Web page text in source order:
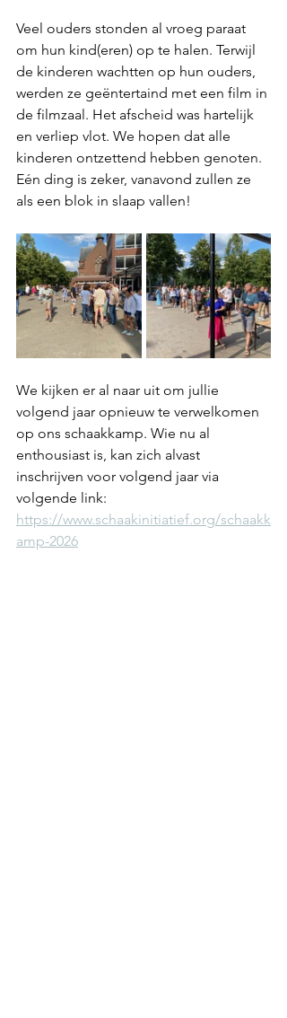
Veel ouders stonden al vroeg paraat
om hun kind(eren) op te halen. Terwijl
de kinderen wachtten op hun ouders,
werden ze geëntertaind met een film in
de filmzaal. Het afscheid was hartelijk
en verliep vlot. We hopen dat alle
kinderen ontzettend hebben genoten.
Eén ding is zeker, vanavond zullen ze
als een blok in slaap vallen!
We kijken er al naar uit om jullie
volgend jaar opnieuw te verwelkomen
op ons schaakkamp. Wie nu al
enthousiast is, kan zich alvast
inschrijven voor volgend jaar via
volgende link:
https://www.schaakinitiatief.org/schaakk
amp-2026